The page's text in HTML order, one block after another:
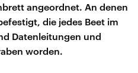
angeordnet. An denen
die jedes Beet im
Datenleitungen und
worden.